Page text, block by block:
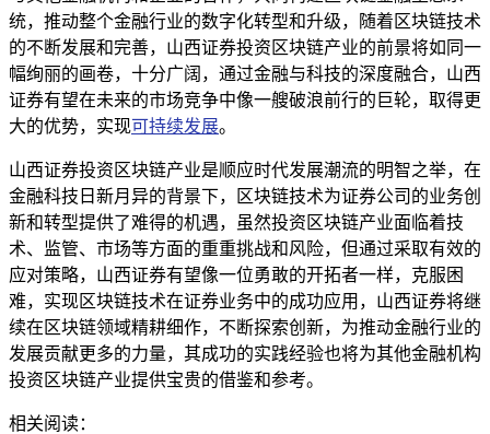
统，推动整个金融行业的数字化转型和升级，随着区块链技术
的不断发展和完善，山西证券投资区块链产业的前景将如同一
幅绚丽的画卷，十分广阔，通过金融与科技的深度融合，山西
证券有望在未来的市场竞争中像一艘破浪前行的巨轮，取得更
大的优势，实现可持续发展。
山西证券投资区块链产业是顺应时代发展潮流的明智之举，在
金融科技日新月异的背景下，区块链技术为证券公司的业务创
新和转型提供了难得的机遇，虽然投资区块链产业面临着技
术、监管、市场等方面的重重挑战和风险，但通过采取有效的
应对策略，山西证券有望像一位勇敢的开拓者一样，克服困
难，实现区块链技术在证券业务中的成功应用，山西证券将继
续在区块链领域精耕细作，不断探索创新，为推动金融行业的
发展贡献更多的力量，其成功的实践经验也将为其他金融机构
投资区块链产业提供宝贵的借鉴和参考。
相关阅读：